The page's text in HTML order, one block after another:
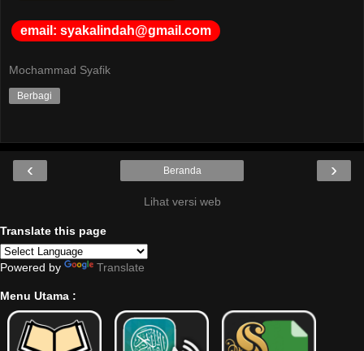
email: syakalindah@gmail.com
Mochammad Syafik
Berbagi
‹ ›
Beranda
Lihat versi web
Translate this page
Powered by Translate
Menu Utama :